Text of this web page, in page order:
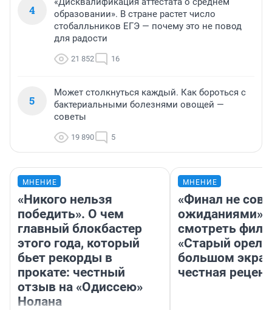
4
образовании». В стране растет число
стобалльников ЕГЭ — почему это не повод
для радости
21 852 16
5
Может столкнуться каждый. Как бороться с
бактериальными болезнями овощей —
советы
19 890 5
МНЕНИЕ
«Никого нельзя
победить». О чем
главный блокбастер
этого года, который
бьет рекорды в
прокате: честный
отзыв на «Одиссею»
Нолана
МНЕНИЕ
«Финал не
ожиданиями»:
смотреть
«Старый орел»
большом
честная